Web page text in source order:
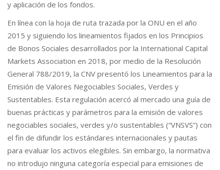
y aplicación de los fondos.
En línea con la hoja de ruta trazada por la ONU en el año
2015 y siguiendo los lineamientos fijados en los Principios
de Bonos Sociales desarrollados por la International Capital
Markets Association en 2018, por medio de la Resolución
General 788/2019, la CNV presentó los Lineamientos para la
Emisión de Valores Negociables Sociales, Verdes y
Sustentables. Esta regulación acercó al mercado una guía de
buenas prácticas y parámetros para la emisión de valores
negociables sociales, verdes y/o sustentables (“VNSVS”) con
el fin de difundir los estándares internacionales y pautas
para evaluar los activos elegibles. Sin embargo, la normativa
no introdujo ninguna categoría especial para emisiones de